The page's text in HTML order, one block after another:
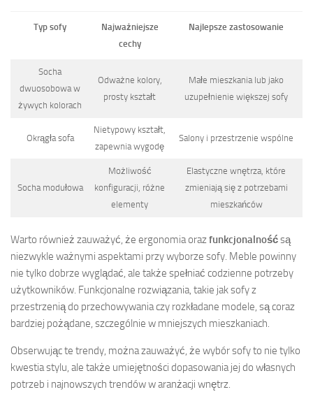
Typ sofy
Najważniejsze
cechy
Najlepsze zastosowanie
Socha
dwuosobowa w
żywych kolorach
Odważne kolory,
prosty kształt
Małe mieszkania lub jako
uzupełnienie większej sofy
Okrągła sofa
Nietypowy kształt,
zapewnia wygodę
Salony i przestrzenie wspólne
Socha modułowa
Możliwość
konfiguracji, różne
elementy
Elastyczne wnętrza, które
zmieniają się z potrzebami
mieszkańców
Warto również zauważyć, że ergonomia orazfunkcjonalnośćsą
niezwykle ważnymi aspektami przy wyborze sofy. Meble powinny
nie tylko dobrze wyglądać, ale także spełniać codzienne potrzeby
użytkowników. Funkcjonalne rozwiązania, takie jak sofy z
przestrzenią do przechowywania czy rozkładane modele, są coraz
bardziej pożądane, szczególnie w mniejszych mieszkaniach.
Obserwując te trendy, można zauważyć, że wybór sofy to nie tylko
kwestia stylu, ale także umiejętności dopasowania jej do własnych
potrzeb i najnowszych trendów w aranżacji wnętrz.